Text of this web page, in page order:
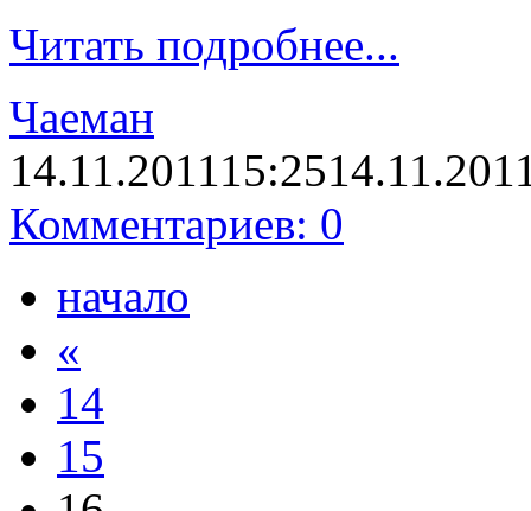
Читать подробнее...
Чаеман
14.11.201115:25
Комментариев: 0
начало
«
14
15